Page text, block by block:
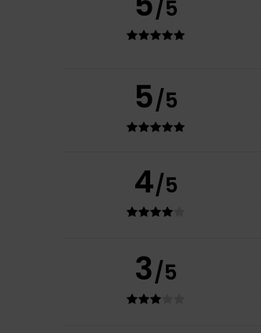
/5
5/5
4/5
3/5